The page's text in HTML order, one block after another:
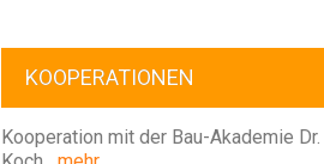
KOOPERATIONEN
Kooperation mit der Bau-Akademie Dr.